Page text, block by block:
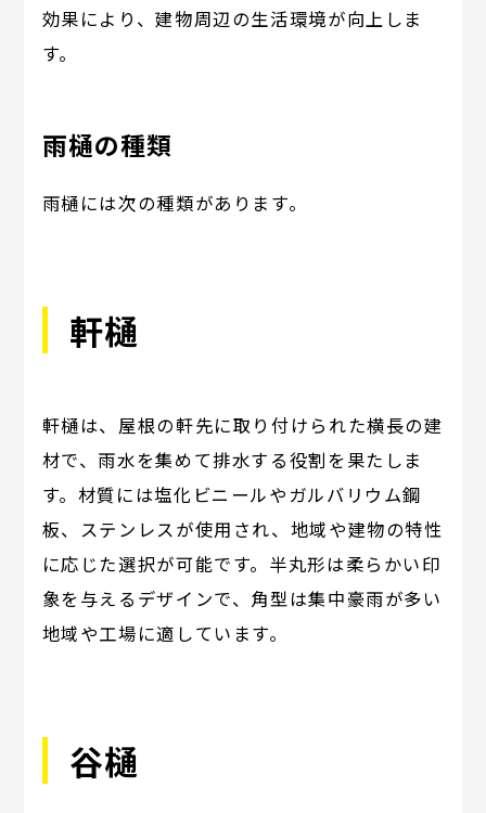
効果により、建物周辺の生活環境が向上しま
す。
雨樋の種類
雨樋には次の種類があります。
軒樋
軒樋は、屋根の軒先に取り付けられた横長の建
材で、雨水を集めて排水する役割を果たしま
す。材質には塩化ビニールやガルバリウム鋼
板、ステンレスが使用され、地域や建物の特性
に応じた選択が可能です。半丸形は柔らかい印
象を与えるデザインで、角型は集中豪雨が多い
地域や工場に適しています。
谷樋